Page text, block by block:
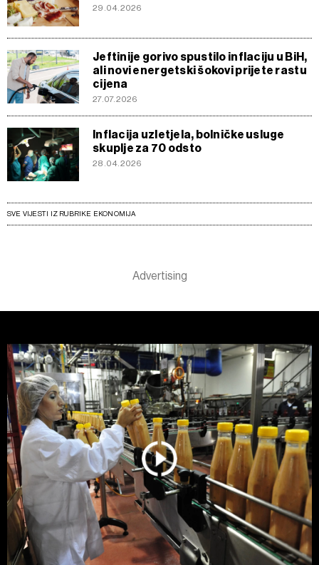
29.04.2026
Jeftinije gorivo spustilo inflaciju u BiH,
ali novi energetski šokovi prijete rastu
cijena
27.07.2026
Inflacija uzletjela, bolničke usluge
skuplje za 70 odsto
28.04.2026
SVE VIJESTI IZ RUBRIKE EKONOMIJA